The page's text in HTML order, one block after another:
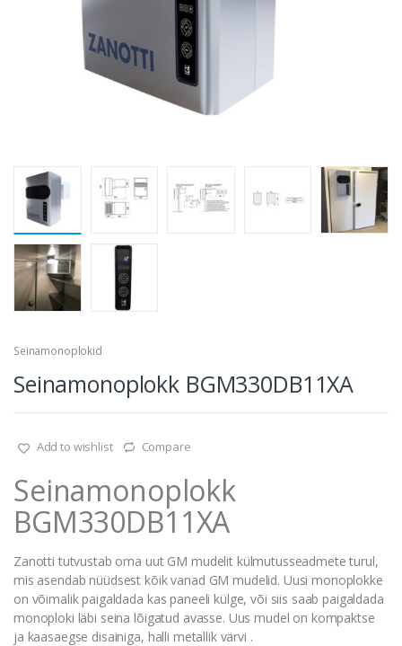
Seinamonoplokid
Seinamonoplokk BGM330DB11XA
Add to wishlist Compare
Seinamonoplokk
BGM330DB11XA
Zanotti tutvustab oma uut GM mudelit külmutusseadmete turul,
mis asendab nüüdsest kõik vanad GM mudelid. Uusi monoplokke
on võimalik paigaldada kas paneeli külge, või siis saab paigaldada
monoploki läbi seina lõigatud avasse. Uus mudel on kompaktse
ja kaasaegse disainiga, halli metallik värvi .